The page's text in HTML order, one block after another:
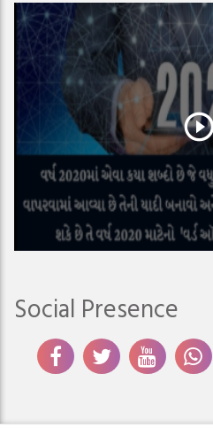
Social Presence